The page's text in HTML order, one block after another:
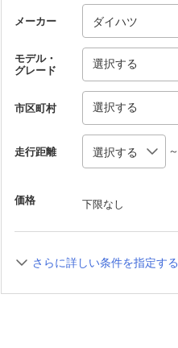
メーカー
モデル・
グレード
選択する
市区町村 選択する
走行距離 ～
価格 下限なし
さらに詳しい条件を指定する